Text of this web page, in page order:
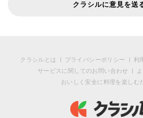
クラシルに意見を送
クラシルとは プライバシーポリシー 利
サービスに関してのお問い合わせ
おいしく安全に料理を楽しむ